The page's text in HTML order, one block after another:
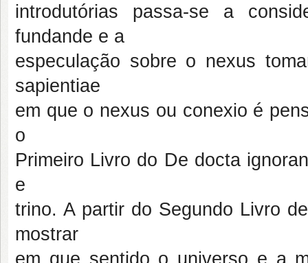
introdutórias passa-se a
fundande e a
especulação sobre o nexus
sapientiae
em que o nexus ou conexio é
o
Primeiro Livro do De docta
e
trino. A partir do Segundo Livro
mostrar
em que sentido o universo e a